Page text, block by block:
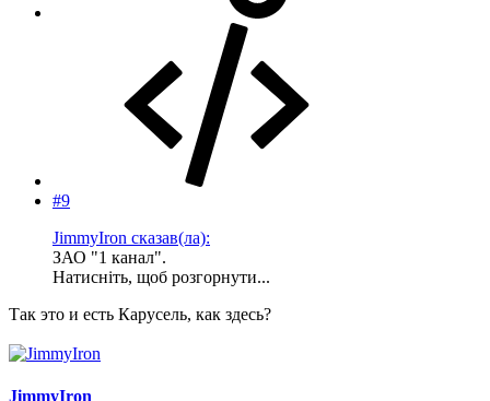
#9
JimmyIron сказав(ла):
ЗАО "1 канал".
Натисніть, щоб розгорнути...
Так это и есть Карусель, как здесь?
JimmyIron